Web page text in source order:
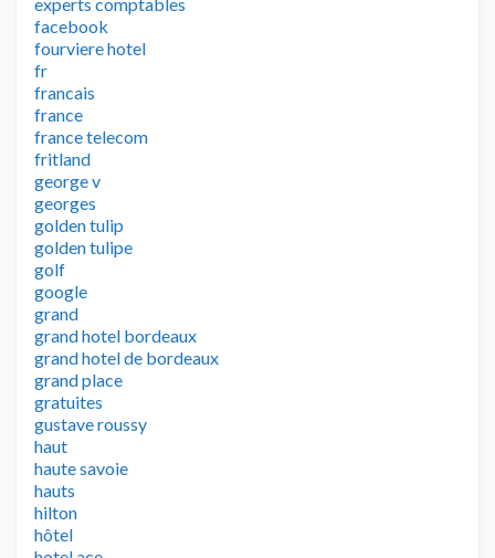
facebook
fourviere hotel
fr
francais
france
france telecom
fritland
george v
georges
golden tulip
golden tulipe
golf
google
grand
grand hotel bordeaux
grand hotel de bordeaux
grand place
gratuites
gustave roussy
haut
haute savoie
hauts
hilton
hôtel